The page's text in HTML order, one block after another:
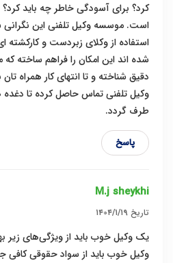
کرد؟ برای آسودگی خاطر چه باید
است. موسسه وکیل تلفنی این نگرانی
استفاده از وکلای زبردست و کارکشته
شده اند این امکان را فراهم ساخته
دقیق شناخته و تا انتهای کار همراه
وکیل تلفنی تماس حاصل کرده تا دغده
طرف گردد.
پاسخ
M.j sheykhi
تاریخ ۱۴۰۴/۱/۱۹
یک وکیل خوب باید از ویژگی‌های زیر
وکیل خوب باید از سواد حقوقی